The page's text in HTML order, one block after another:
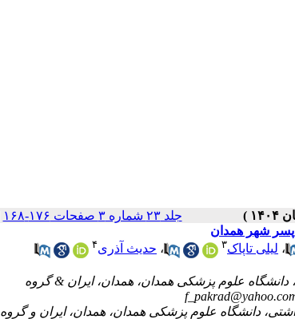
جلد ۲۳ شماره ۳ صفحات ۱۷۶-۱۶۸
پسر شهر همدان
، لیلی تاپاک۳ ، حدیث آذری۴
علوم پزشکی همدان، همدان، ایران & گروه
دانشگاه علوم پزشکی همدان، همدان، ایران و گروه